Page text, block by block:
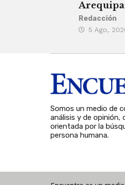
Redacción
5 Ago,
Somos un medio de
análisis y de opinión,
orientada por la
persona humana.